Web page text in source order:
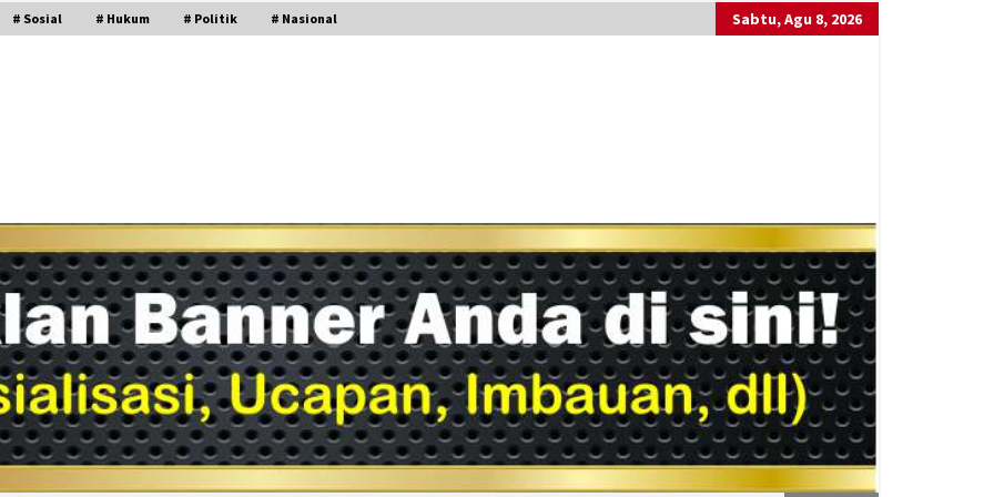
# Sosial # Hukum # Politik # Nasional Sabtu, Agu 8, 2026